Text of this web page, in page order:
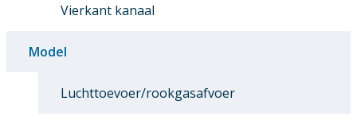
Vierkant kanaal
Model
Luchttoevoer/rookgasafvoer